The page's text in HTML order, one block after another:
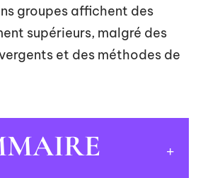
groupes affichent des
supérieurs, malgré des
et des méthodes de